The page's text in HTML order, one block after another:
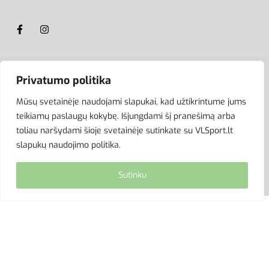
Privatumo politika
Mūsų svetainėje naudojami slapukai, kad užtikrintume jums
teikiamų paslaugų kokybę. Išjungdami šį pranešimą arba
toliau naršydami šioje svetainėje sutinkate su VLSport.lt
slapukų naudojimo politika.
Sutinku